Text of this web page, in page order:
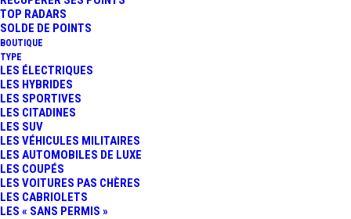
TOP RADARS
SOLDE DE POINTS
BOUTIQUE
TYPE
LES ÉLECTRIQUES
LES HYBRIDES
LES SPORTIVES
LES CITADINES
LES SUV
LES VÉHICULES MILITAIRES
LES AUTOMOBILES DE LUXE
LES COUPÉS
LES VOITURES PAS CHÈRES
LES CABRIOLETS
LES « SANS PERMIS »
Informations
Catégorie
Adresse